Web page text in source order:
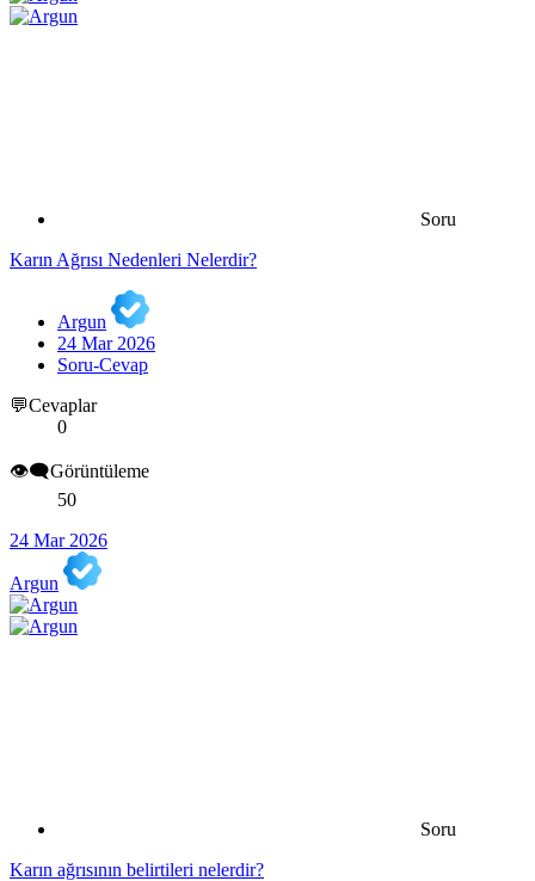
Soru
Karın Ağrısı Nedenleri Nelerdir?
Argun
24 Mar 2026
Soru-Cevap
💬Cevaplar
0
👁️‍🗨️Görüntüleme
50
24 Mar 2026
Argun
Soru
Karın ağrısının belirtileri nelerdir?